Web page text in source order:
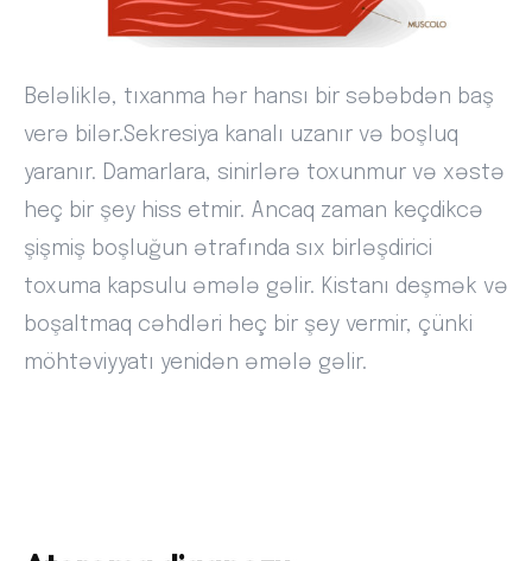
Beləliklə, tıxanma hər hansı bir səbəbdən baş
verə bilər.Sekresiya kanalı uzanır və boşluq
yaranır. Damarlara, sinirlərə toxunmur və xəstə
heç bir şey hiss etmir. Ancaq zaman keçdikcə
şişmiş boşluğun ətrafında sıx birləşdirici
toxuma kapsulu əmələ gəlir. Kistanı deşmək və
boşaltmaq cəhdləri heç bir şey vermir, çünki
möhtəviyyatı yenidən əmələ gəlir.